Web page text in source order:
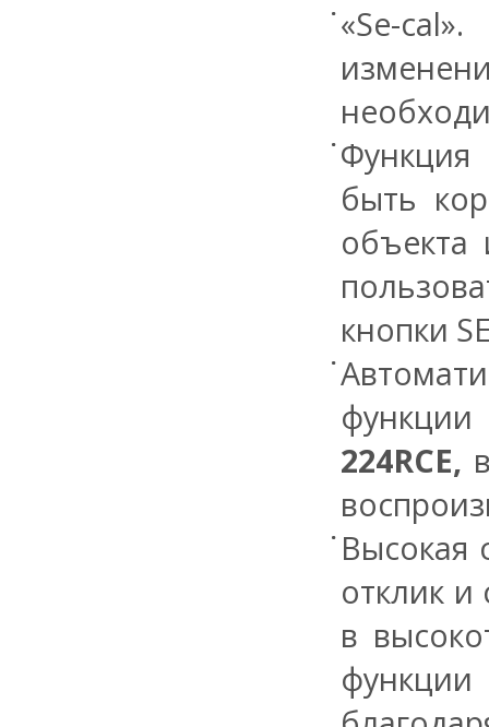
«Se-
Функция
быть
объекта
кнопки
224RCE,
Высокая
отклик и
в